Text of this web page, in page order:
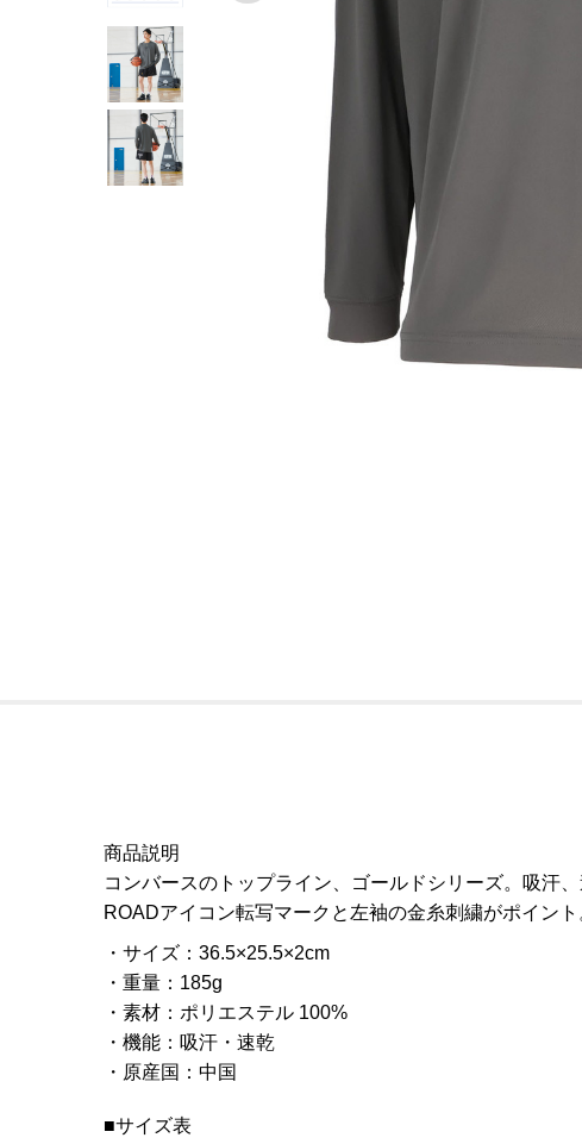
商品説明
コンバースのトップライン、ゴールドシリーズ。吸汗
ROADアイコン転写マークと左袖の金糸刺繍がポイン
サイズ ： 36.5×25.5×2cm
重量 ： 185g
素材 ： ポリエステル 100%
機能 ： 吸汗・速乾
原産国 ： 中国
■サイズ表